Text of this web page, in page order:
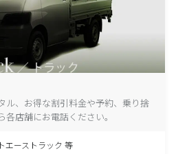
ル、お得な割引料金や予約、乗り捨
店舗にお電話ください。
エーストラック 等